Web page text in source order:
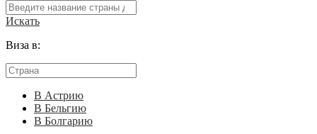
Искать
Виза в:
В Астрию
В Бельгию
В Болгарию